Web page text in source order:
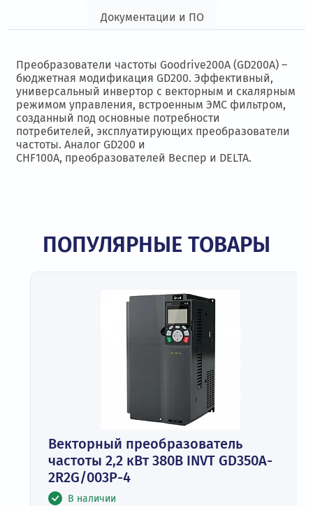
Документации и ПО
Преобразователи частоты Goodrive200A (GD200A) –
бюджетная модификация GD200. Эффективный,
универсальный инвертор с векторным и скалярным
режимом управления, встроенным ЭМС фильтром,
созданный под основные потребности
потребителей, эксплуатирующих преобразователи
частоты. Аналог GD200 и
CHF100A, преобразователей Веспер и DELTA.
ПОПУЛЯРНЫЕ ТОВАРЫ
Векторный преобразователь
частоты 2,2 кВт 380В INVT GD350A-
2R2G/003P-4
В наличии